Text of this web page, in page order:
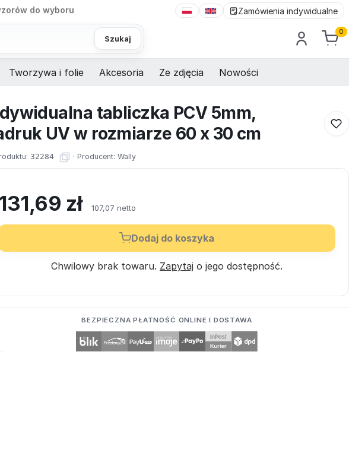
na czas Zamówienia indywidualne
Szukaj
0
Tworzywa i folie Akcesoria Ze zdjęcia Nowości
tabliczka PCV 5mm,
UV w rozmiarze 60 x 30 cm
32284 · Producent: Wally
131,69 zł 107,07 netto
Dodaj do koszyka
Chwilowy brak towaru. Zapytaj o jego dostępność.
BEZPIECZNA PŁATNOŚĆ ONLINE I DOSTAWA